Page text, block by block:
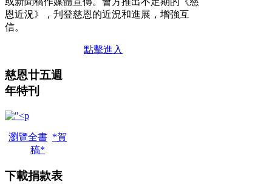
恩近況》，刋登慈恩的近況和進展，增強互
信。
點擊進入
慈恩廿五週
年特刊
瀏覽全書 *賀
稿*
下載捐款表